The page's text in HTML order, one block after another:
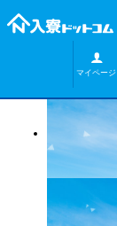
マイページ
福井県
寮費無料 69%